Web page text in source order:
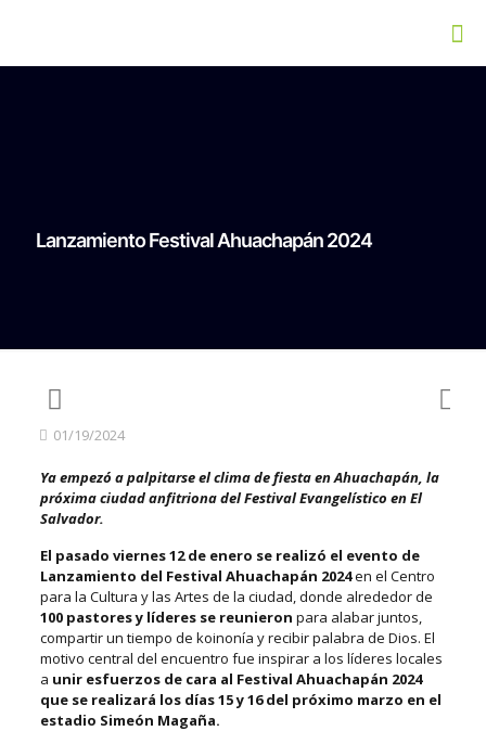
Lanzamiento Festival Ahuachapán 2024
01/19/2024
Ya empezó a palpitarse el clima de fiesta en Ahuachapán, la
próxima ciudad anfitriona del Festival Evangelístico en El
Salvador.
El pasado viernes 12 de enero se realizó el evento de
Lanzamiento del Festival Ahuachapán 2024en el Centro
para la Cultura y las Artes de la ciudad, donde alrededor de
100 pastores y líderes se reunieron para alabar juntos,
compartir un tiempo de koinonía y recibir palabra de Dios. El
motivo central del encuentro fue inspirar a los líderes locales
a unir esfuerzos de cara al Festival Ahuachapán 2024
que se realizará los días 15 y 16 del próximo marzo en el
estadio Simeón Magaña.